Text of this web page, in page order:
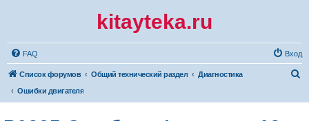
kitayteka.ru
FAQ Вход
Список форумов Общий технический раздел
Диагностика
Ошибки двигателя